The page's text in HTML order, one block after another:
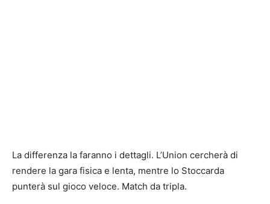
La differenza la faranno i dettagli. L’Union cercherà di
rendere la gara fisica e lenta, mentre lo Stoccarda
punterà sul gioco veloce. Match da tripla.